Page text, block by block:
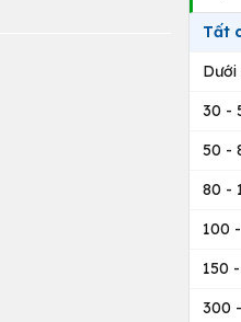
Tất
Dưới
30 -
50 -
80 -
100
150
300